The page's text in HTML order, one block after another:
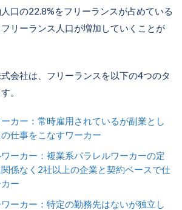
口の22.8%をフリーランスが占めている
リーランス人口が増加していくことが
会社は、フリーランスを以下の4つのタ
。
カー：常時雇用されているが副業とし
仕事をこなすワーカー
ーカー：複業系パラレルワーカーの定
係なく2社以上の企業と契約ベースで仕
ー
ーカー：特定の勤務先はないが独立し